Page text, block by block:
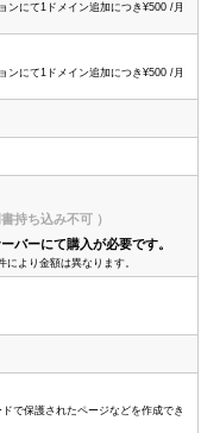
ンにて1ドメイン追加につき¥500 /月
ンにて1ドメイン追加につき¥500 /月
持ち込み不可 ）
バーにて購入が必要です。
より金額は異なります。
で保護されたページなどを作成でき